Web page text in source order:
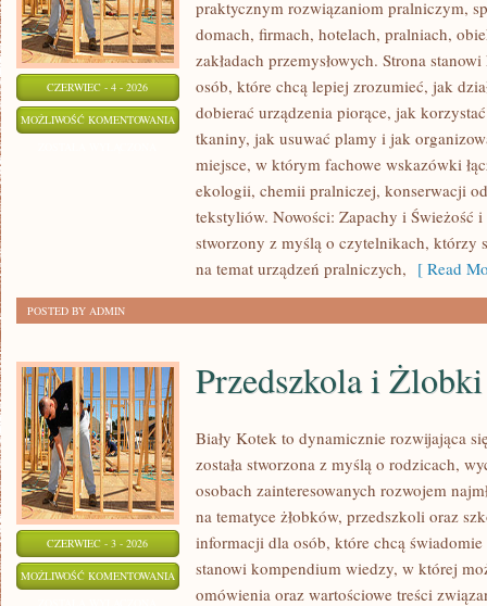
CZERWIEC - 4 - 2026
MOŻLIWOŚĆ KOMENTOWANIA PRALKI
SUSZARKI
praktycznym rozwiązaniom pralniczym,
domach, firmach, hotelach, pralniach,
zakładach przemysłowych. Strona
osób, które chcą lepiej zrozumieć, jak
dobierać urządzenia piorące, jak
tkaniny, jak usuwać plamy i jak
miejsce, w którym fachowe wskazówki
ekologii, chemii pralniczej, konserwacji
tekstyliów. Nowości: Zapachy i Świeżość i
stworzony z myślą o czytelnikach, którzy
na temat urządzeń pralniczych, [ Read
POSTED BY ADMIN
CZERWIEC - 3 - 2026
MOŻLIWOŚĆ KOMENTOWANIA PRZEDSZKOLA
Przedszkola i Żlobki
Biały Kotek to dynamicznie rozwijająca
została stworzona z myślą o rodzicach,
osobach zainteresowanych rozwojem
na tematyce żłobków, przedszkoli oraz
informacji dla osób, które chcą
stanowi kompendium wiedzy, w której
omówienia oraz wartościowe treści